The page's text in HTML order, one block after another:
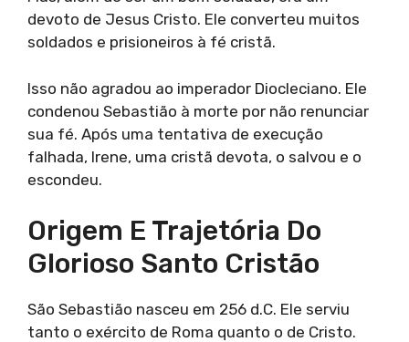
devoto de Jesus Cristo. Ele converteu muitos
soldados e prisioneiros à fé cristã.
Isso não agradou ao imperador Diocleciano. Ele
condenou Sebastião à morte por não renunciar
sua fé. Após uma tentativa de execução
falhada, Irene, uma cristã devota, o salvou e o
escondeu.
Origem E Trajetória Do
Glorioso Santo Cristão
São Sebastião nasceu em 256 d.C. Ele serviu
tanto o exército de Roma quanto o de Cristo.